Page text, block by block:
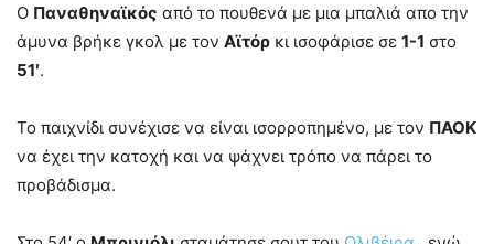
Ο Παναθηναϊκός από το πουθενά με μια μπαλιά απο την
άμυνα βρήκε γκολ με τον Αϊτόρ κι ισοφάρισε σε 1-1 στο
51′.
Το παιχνίδι συνέχισε να είναι ισορροπημένο, με τον ΠΑΟΚ
να έχει την κατοχή και να ψάχνει τρόπο να πάρει το
προβάδισμα.